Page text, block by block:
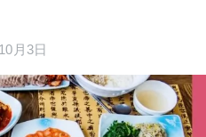
月3日